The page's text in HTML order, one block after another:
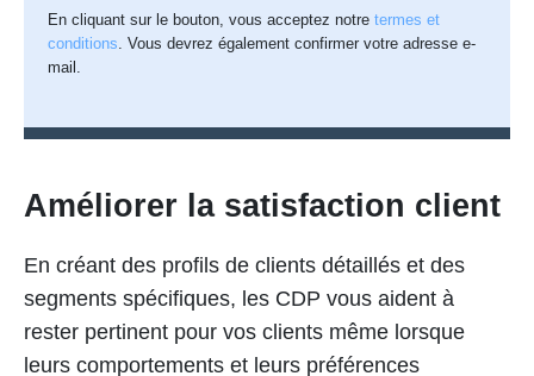
En cliquant sur le bouton, vous acceptez notretermes et
conditions . Vous devrez également confirmer votre adresse e-
mail.
Améliorer la satisfaction client
En créant des profils de clients détaillés et des
segments spécifiques, les CDP vous aident à
rester pertinent pour vos clients même lorsque
leurs comportements et leurs préférences